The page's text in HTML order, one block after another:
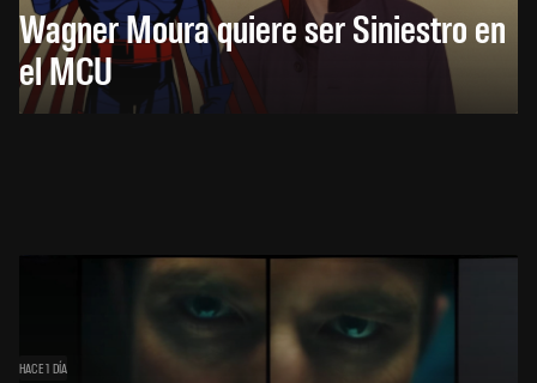
Wagner Moura quiere ser Siniestro en
el MCU
HACE 1 DÍA